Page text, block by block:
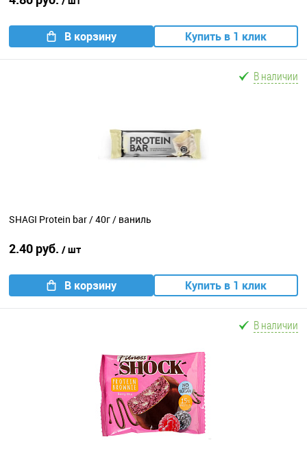
В корзину Купить в 1 клик
В наличии
SHAGI Protein bar / 40г / ваниль
2.40 руб. / шт
В корзину Купить в 1 клик
В наличии